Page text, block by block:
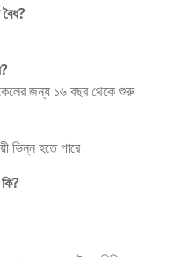
জন্য ১৬ বছর থেকে শুরু
ভিন্ন হতে পারে